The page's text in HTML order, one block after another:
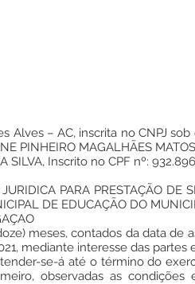
Alves – AC, inscrita no CNPJ
PINHEIRO MAGALHÃES
SILVA, Inscrito no CPF nº:
PARA PRESTAÇÃO DE
DE EDUCAÇÃO DO
meses, contados da data
mediante interesse das
se-á até o término do
observadas as condições